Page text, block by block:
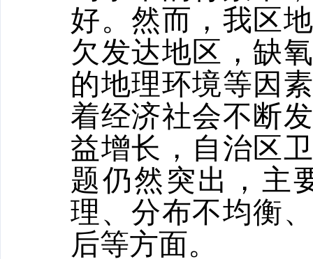
好。然而，我区
欠发达地区，缺
的地理环境等因
着经济社会不断
益增长，自治区
题仍然突出，主
理、分布不均衡
后等方面。